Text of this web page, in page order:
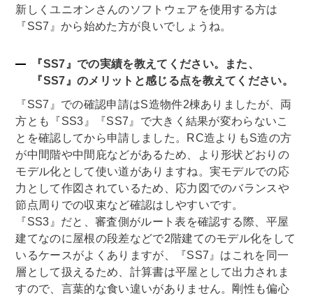
新しくユニオンさんのソフトウェアを使用する方は
『SS7』から始めた方が良いでしょうね。
『SS7』での実績を教えてください。また、
『SS7』のメリットと感じる点を教えてください。
『SS7』での確認申請はS造物件2棟ありましたが、両
方とも『SS3』『SS7』で大きく結果が変わらないこ
とを確認してから申請しました。RC造よりもS造の方
が中間階や中間庇などがあるため、より形状どおりの
モデル化として使い道がありますね。実モデルでの応
力として作図されているため、応力図でのバランスや
節点周りでの収束など確認はしやすいです。
『SS3』だと、審査側がルート表を確認する際、平屋
建てなのに屋根の段差などで2階建てのモデル化をして
いるケースがよくありますが、『SS7』はこれを同一
層として扱えるため、計算書は平屋として出力されま
すので、言葉的な食い違いがありません。剛性も偏心